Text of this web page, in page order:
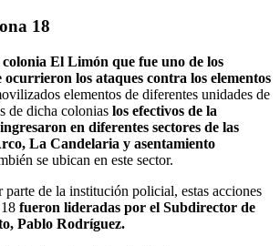
18
El Limón que fue uno de los
ocurrieron los ataques contra los elementos
elementos de diferentes unidades de
de dicha colonias los efectivos de la
en diferentes sectores de las
La Candelaria y asentamiento
se ubican en este sector.
parte de la institución policial, estas acciones
fueron lideradas por el Subdirector de
Pablo Rodríguez.